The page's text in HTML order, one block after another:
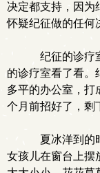
决定都支持，因为
怀疑纪征做的任何
纪征的诊疗
的诊疗室看了看。
多平的办公室，打
个月前招好了，剩
夏冰洋到的
女孩儿在窗台上摆